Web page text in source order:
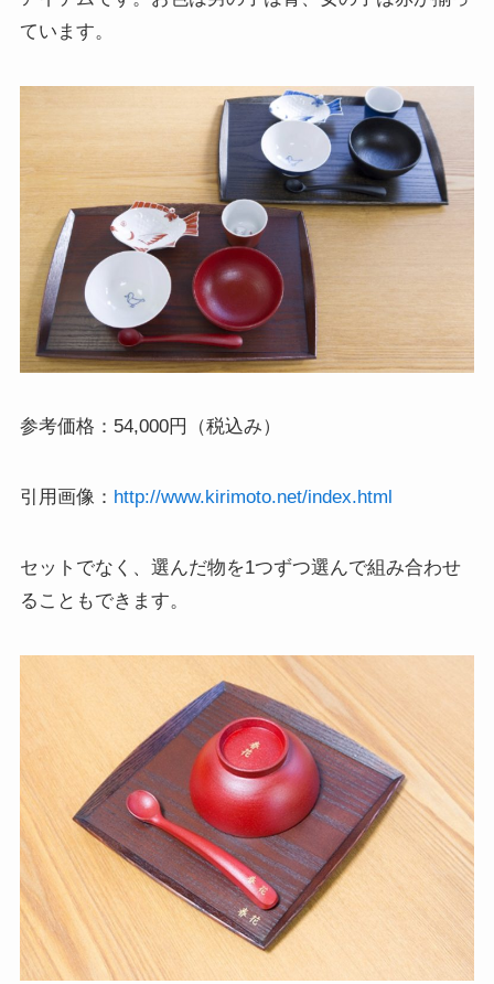
ています。
参考価格：54,000円（税込み）
引用画像： http://www.kirimoto.net/index.html
セットでなく、選んだ物を1つずつ選んで組み合わせ
ることもできます。